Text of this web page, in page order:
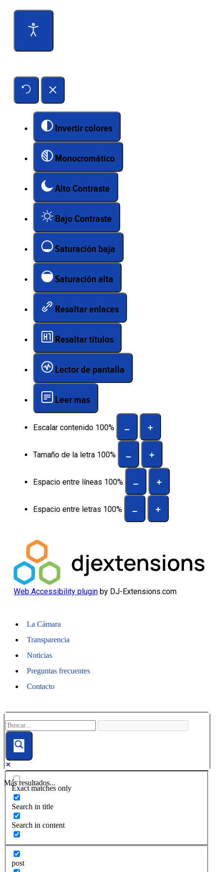
Invertir colores
Monocromático
Alto Contraste
Bajo Contraste
Saturación baja
Saturación alta
Resaltar enlaces
Resaltar títulos
Lector de pantalla
Leer mas
Escalar contenido 100%
Tamaño de la letra 100%
Espacio entre líneas 100%
Espacio entre letras 100%
Web Accessibility plugin by DJ-Extensions.com
La Cámara
Transparencia
Noticias
Preguntas frecuentes
Contacto
Más resultados...
Exact matches only
Search in title
Search in content
post